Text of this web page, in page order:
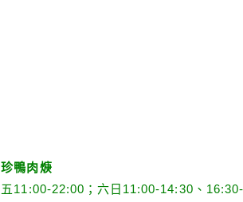
鴨肉焿
11:00-22:00；六日11:00-14:30、